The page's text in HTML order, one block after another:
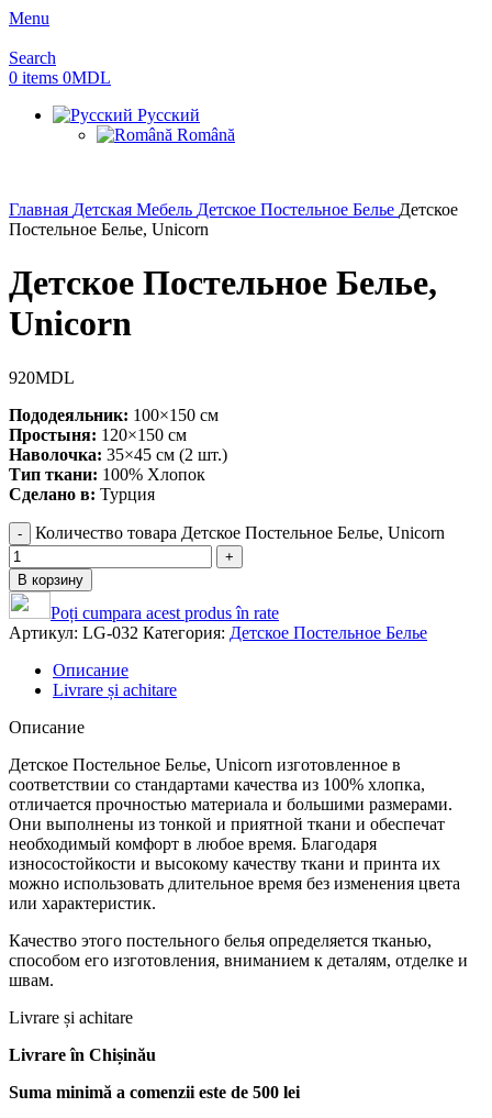
Menu
Search
0 items 0MDL
Русский
Română
Главная Детская Мебель Детское Постельное Белье Детское
Постельное Белье, Unicorn
Детское Постельное Белье,
Unicorn
920MDL
Пододеяльник: 100×150 см
Простыня: 120×150 см
Наволочка: 35×45 см (2 шт.)
Тип ткани: 100% Хлопок
Сделано в: Турция
Количество товара Детское Постельное Белье, Unicorn
В корзину
Poți cumpara acest produs în rate
Артикул: LG-032 Категория: Детское Постельное Белье
Описание
Livrare și achitare
Описание
Детское Постельное Белье, Unicorn изготовленное в
соответствии со стандартами качества из 100% хлопка,
отличается прочностью материала и большими размерами.
Они выполнены из тонкой и приятной ткани и обеспечат
необходимый комфорт в любое время. Благодаря
износостойкости и высокому качеству ткани и принта их
можно использовать длительное время без изменения цвета
или характеристик.
Качество этого постельного белья определяется тканью,
способом его изготовления, вниманием к деталям, отделке и
швам.
Livrare și achitare
Livrareîn Chișinău
Suma minimă a comenzii este de 500 lei